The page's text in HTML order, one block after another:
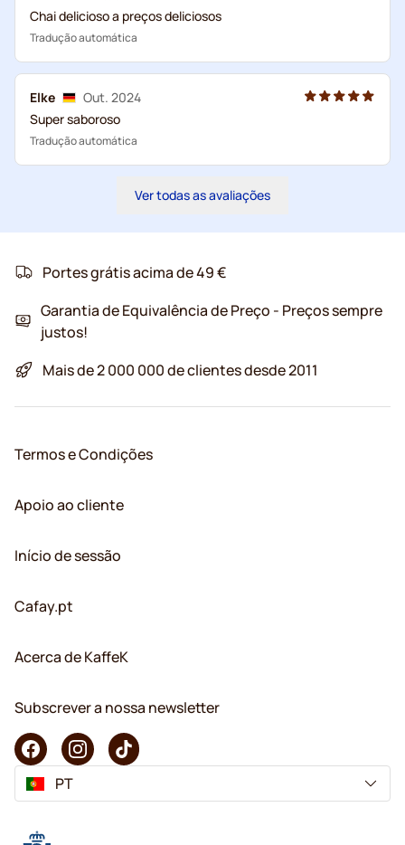
Chai delicioso a preços deliciosos
Tradução automática
Elke
Out. 2024
Super saboroso
Tradução automática
Ver todas as avaliações
Portes grátis acima de 49 €
Garantia de Equivalência de Preço - Preços sempre
justos!
Mais de 2 000 000 de clientes desde 2011
Termos e Condições
Apoio ao cliente
Início de sessão
Cafay.pt
Acerca de KaffeK
Subscrever a nossa newsletter
PT